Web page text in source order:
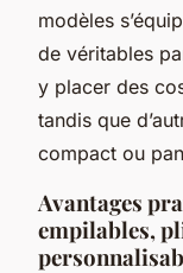
modèles
de véritables
y placer des
tandis que
compact ou
Avantages
empilables,